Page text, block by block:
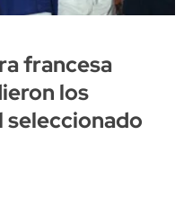
francesa
los
seleccionado